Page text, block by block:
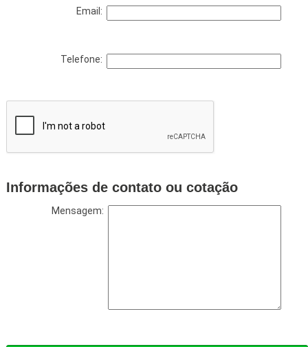
Email:
Telefone:
Informações de contato ou cotação
Mensagem: